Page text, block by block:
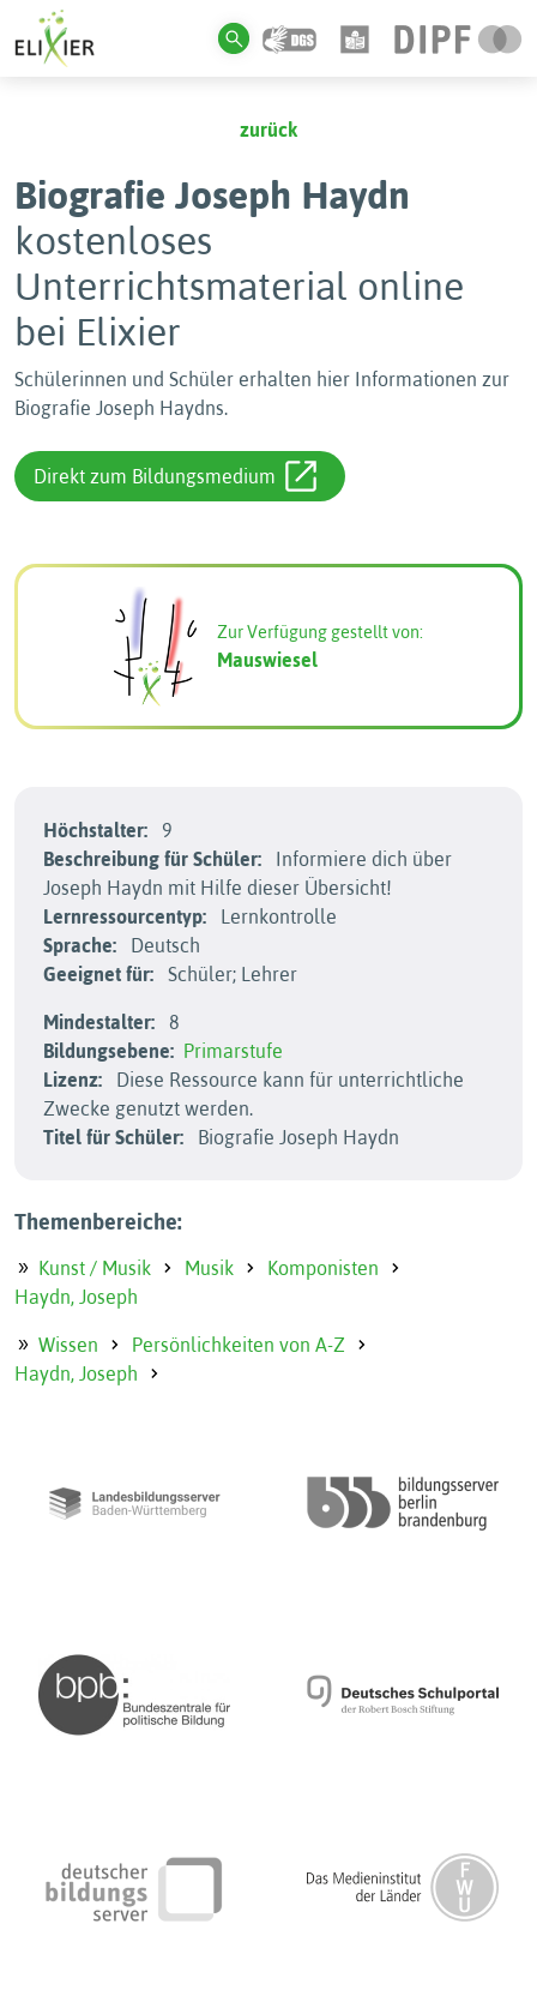
zurück
Biografie Joseph Haydn
kostenloses
Unterrichtsmaterial online
bei Elixier
Schülerinnen und Schüler erhalten hier Informationen zur
Biografie Joseph Haydns.
Direkt zum Bildungsmedium
Zur Verfügung gestellt von:
Mauswiesel
Höchstalter:
9
Beschreibung für Schüler:
Informiere dich über
Joseph Haydn mit Hilfe dieser Übersicht!
Lernressourcentyp:
Lernkontrolle
Sprache:
Deutsch
Geeignet für:
Schüler; Lehrer
Mindestalter:
8
Bildungsebene: Primarstufe
Lizenz:
Diese Ressource kann für unterrichtliche
Zwecke genutzt werden.
Titel für Schüler:
Biografie Joseph Haydn
Themenbereiche:
Kunst / Musik Musik
Komponisten
Haydn, Joseph
Wissen
Persönlichkeiten von A-Z
Haydn, Joseph